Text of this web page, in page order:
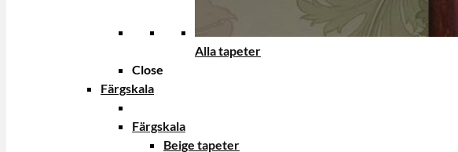
Alla tapeter
Close
Färgskala
Färgskala
Beige tapeter